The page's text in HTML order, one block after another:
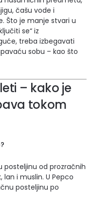
čašu vode i
Što je manje stvari u
se“ iz
treba izbegavati
sobu – kao što
– kako je
tokom
posteljinu od prozračnih
i muslin. U Pepco
posteljinu po